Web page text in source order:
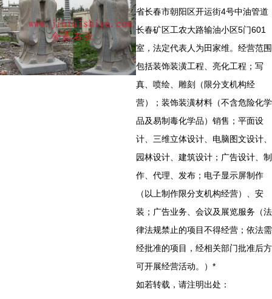
省长春市朝阳区开运街4号中油管道
长春矿区工农大路输油小区5门601
室，法定代表人为田家维。经营范围
包括装饰装潢工程、亮化工程；写
真、喷绘、雕刻（限分支机构经
营）；装饰装潢材料（不含危险化学
品及易制毒化学品）销售；平面设
计、三维立体设计、电脑图文设计、
园林设计、建筑设计；广告设计、制
作、代理、发布；电子显示屏制作
（以上制作限分支机构经营）、安
装；广告业务、会议及展览服务（法
律法规禁止的项目不得经营；依法需
经批准的项目，经相关部门批准后方
可开展经营活动。）*
如若转载，请注明出处：